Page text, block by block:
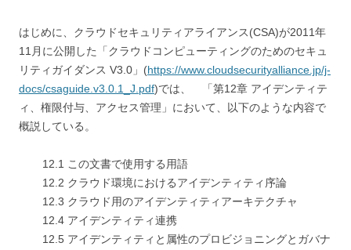
はじめに、クラウドセキュリティアライアンス(CSA)が2011年
11月に公開した「クラウドコンピューティングのためのセキュ
リティガイダンス V3.0」(https://www.cloudsecurityalliance.jp/j-
docs/csaguide.v3.0.1_J.pdf)では、 「第12章 アイデンティテ
ィ、権限付与、アクセス管理」において、以下のような内容で
概説している。
12.1 この文書で使用する用語
12.2 クラウド環境におけるアイデンティティ序論
12.3 クラウド用のアイデンティティアーキテクチャ
12.4 アイデンティティ連携
12.5 アイデンティティと属性のプロビジョニングとガバナ